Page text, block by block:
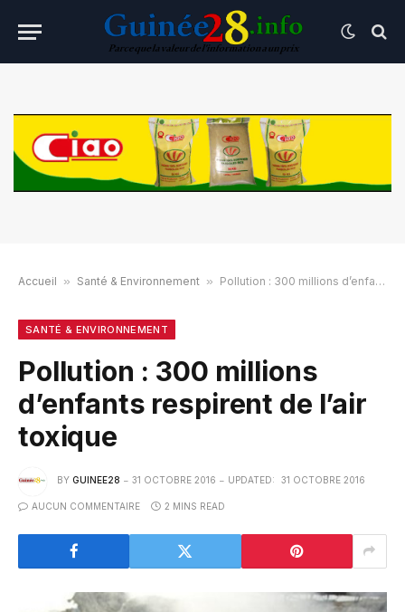
Accueil » Santé & Environnement » Pollution : 300 millions d’enfants respirent de l’air toxique
SANTÉ & ENVIRONNEMENT
Pollution : 300 millions
d’enfants respirent de l’air
toxique
BY GUINEE28 31 OCTOBRE 2016 UPDATED: 31 OCTOBRE 2016
AUCUN COMMENTAIRE 2 MINS READ